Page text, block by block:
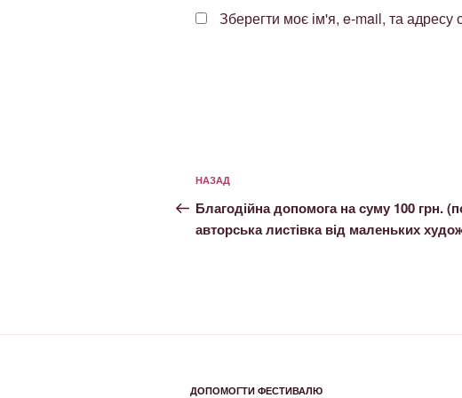
Зберегти моє ім'я, e-mail, та адресу
НАЗАД
Благодійна допомога на суму 100 грн.
авторська листівка від маленьких
ДОПОМОГТИ ФЕСТИВАЛЮ